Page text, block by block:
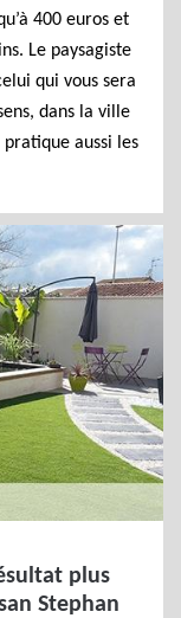
400 euros et
Le paysagiste
qui vous sera
dans la ville
pratique aussi les
plus
Stephan